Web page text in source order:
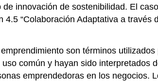
innovación de sostenibilidad. El
“Colaboración Adaptativa a
son términos
común y hayan sido interpretados
emprendedoras en los negocios.